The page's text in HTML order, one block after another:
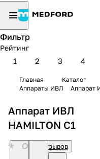
Фильтр
Рейтинг
1 2 3 4
Главная Каталог
Аппараты ИВЛ
Аппарат
Аппарат ИВЛ
HAMILTON C1
Нет отзывов